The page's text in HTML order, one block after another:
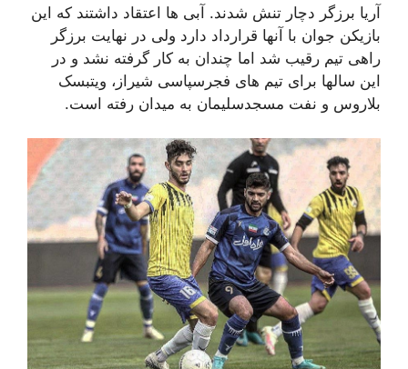
آریا برزگر دچار تنش شدند. آبی ها اعتقاد داشتند که این
بازیکن جوان با آنها قرارداد دارد ولی در نهایت برزگر
راهی تیم رقیب شد اما چندان به کار گرفته نشد و در
این سالها برای تیم های فجرسپاسی شیراز، ویتبسک
بلاروس و نفت مسجدسلیمان به میدان رفته است.